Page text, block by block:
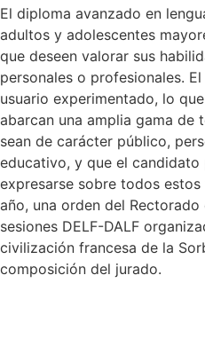
El diploma avanzado en
adultos y adolescentes
que deseen valorar sus
personales o profesionales.
usuario experimentado, lo
abarcan una amplia gama de
sean de carácter público,
educativo, y que el
expresarse sobre todos
año, una orden del
sesiones DELF-DALF
civilización francesa de la
composición del jurado.